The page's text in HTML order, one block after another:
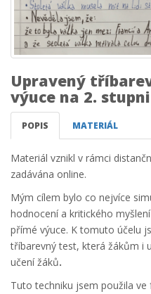
Upravený
výuce na 2.
POPIS MATERIÁL
Materiál vznikl v rámci
zadávána online.
Mým cílem bylo co nejvíce
hodnocení a kritického
přímé výuce. K tomuto účelu
tříbarevný test, která žákům i
učení žáků.
Tuto techniku jsem použila